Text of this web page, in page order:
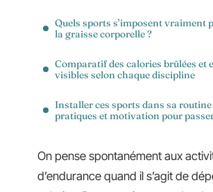
Quels sports s’imposent vraiment
la graisse corporelle ?
Comparatif des calories brûlées et
visibles selon chaque discipline
Installer ces sports dans sa routine
pratiques et motivation pour
On pense spontanément aux
d’endurance quand il s’agit de